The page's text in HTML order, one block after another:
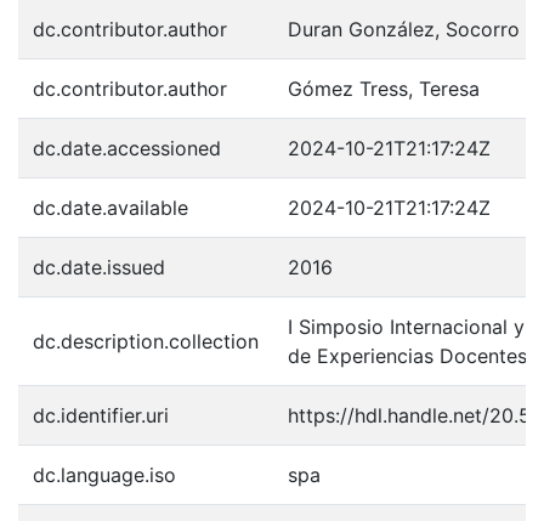
dc.contributor.author Duran González, Socorro
dc.contributor.author Gómez Tress, Teresa
dc.date.accessioned 2024-10-21T21:17:24Z
dc.date.available 2024-10-21T21:17:24Z
dc.date.issued 2016
dc.description.collection
I Simposio Internacional y
de Experiencias Docentes
dc.identifier.uri https://hdl.handle.net/
dc.language.iso spa